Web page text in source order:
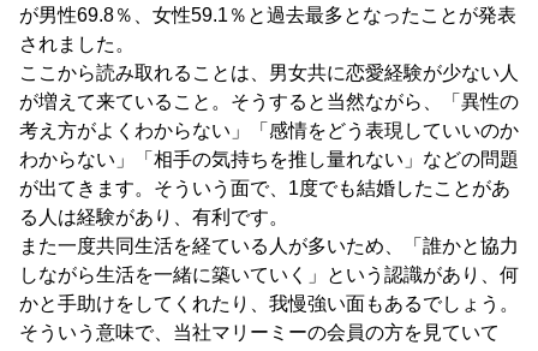
が男性69.8％、女性59.1％と過去最多となったことが発表
されました。
ここから読み取れることは、男女共に恋愛経験が少ない人
が増えて来ていること。そうすると当然ながら、「異性の
考え方がよくわからない」「感情をどう表現していいのか
わからない」「相手の気持ちを推し量れない」などの問題
が出てきます。そういう面で、1度でも結婚したことがあ
る人は経験があり、有利です。
また一度共同生活を経ている人が多いため、「誰かと協力
しながら生活を一緒に築いていく」という認識があり、何
かと手助けをしてくれたり、我慢強い面もあるでしょう。
そういう意味で、当社マリーミーの会員の方を見ていて